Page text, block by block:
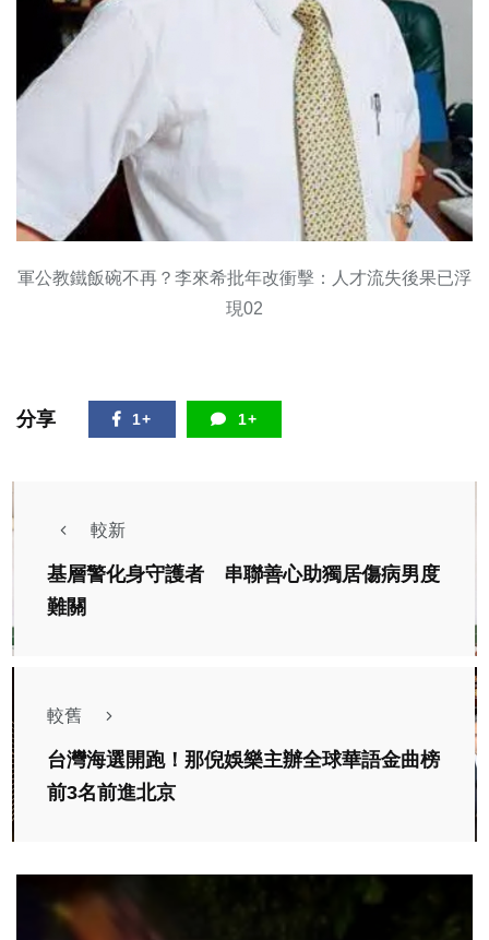
軍公教鐵飯碗不再？李來希批年改衝擊：人才流失後果已浮
現02
分享 1+ 1+
較新
基層警化身守護者 串聯善心助獨居傷病男度
難關
較舊
台灣海選開跑！那倪娛樂主辦全球華語金曲榜
前3名前進北京